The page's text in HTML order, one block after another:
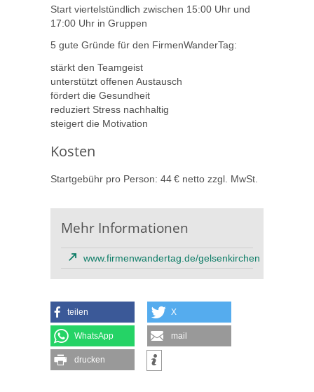
Start viertelstündlich zwischen 15:00 Uhr und
17:00 Uhr in Gruppen
5 gute Gründe für den FirmenWanderTag:
stärkt den Teamgeist
unterstützt offenen Austausch
fördert die Gesundheit
reduziert Stress nachhaltig
steigert die Motivation
Kosten
Startgebühr pro Person: 44 € netto zzgl. MwSt.
Mehr Informationen
www.firmenwandertag.de/gelsenkirchen
teilen X
WhatsApp mail
drucken